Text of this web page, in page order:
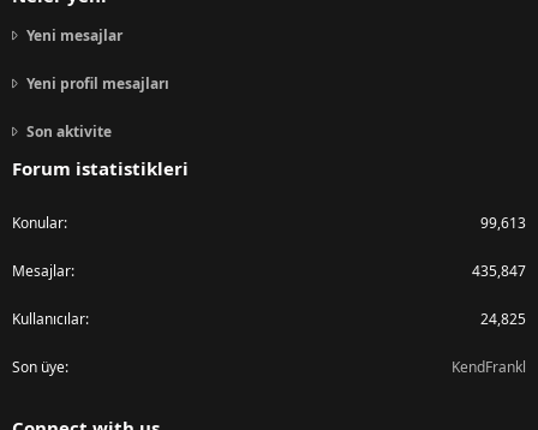
Yeni mesajlar
Yeni profil mesajları
Son aktivite
Forum istatistikleri
Konular 99,613
Mesajlar 435,847
Kullanıcılar 24,825
Son üye KendFrankl